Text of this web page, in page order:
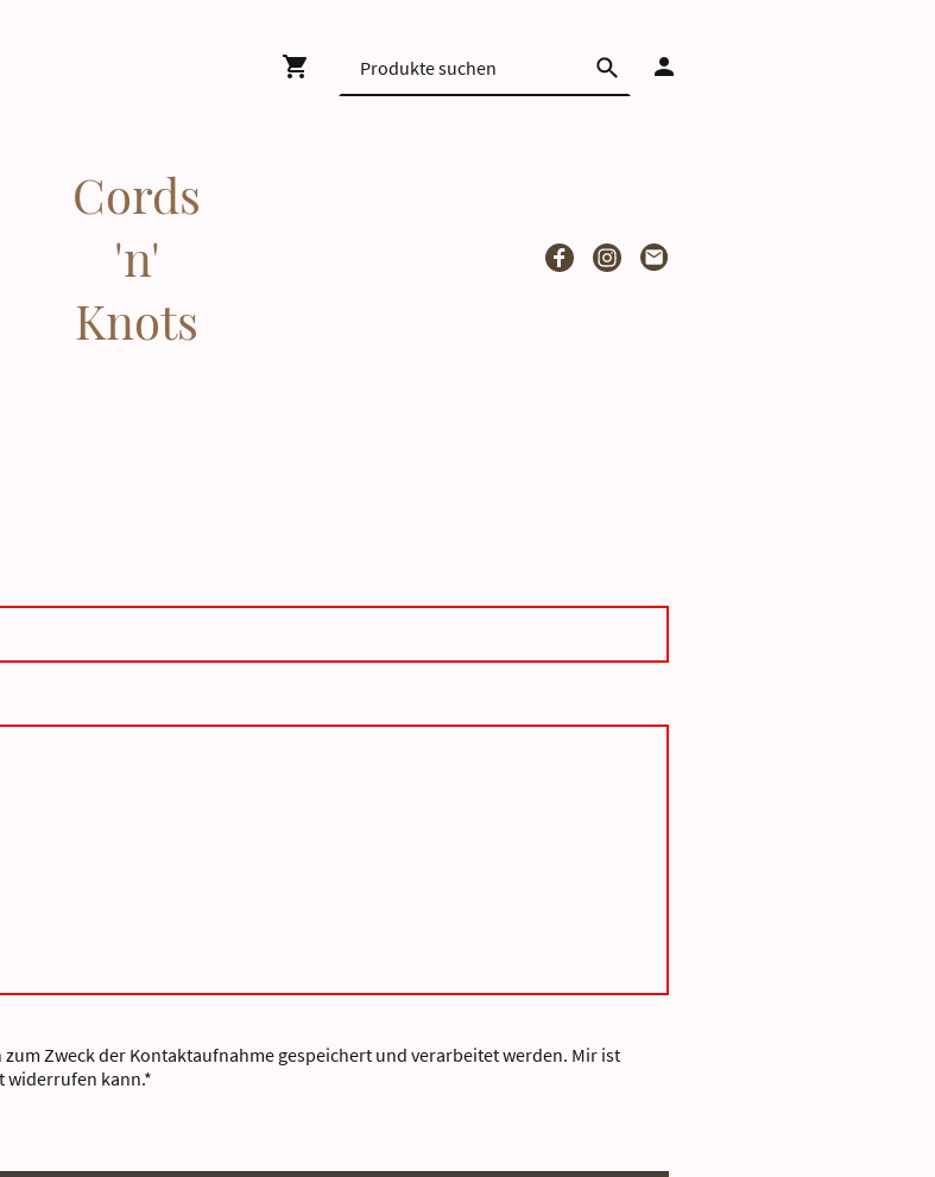
Cords
'n'
Knots
Zweck der Kontaktaufnahme gespeichert und verarbeitet werden. Mir ist
widerrufen kann.*